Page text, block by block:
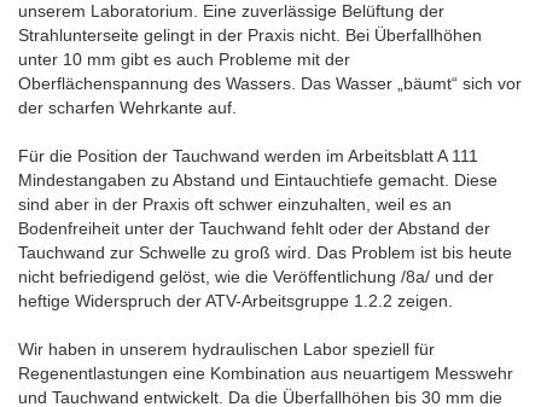
unserem Laboratorium. Eine zuverlässige Belüftung der
Strahlunterseite gelingt in der Praxis nicht. Bei Überfallhöhen
unter 10 mm gibt es auch Probleme mit der
Oberflächenspannung des Wassers. Das Wasser „bäumt“ sich vor
der scharfen Wehrkante auf.
Für die Position der Tauchwand werden im Arbeitsblatt A 111
Mindestangaben zu Abstand und Eintauchtiefe gemacht. Diese
sind aber in der Praxis oft schwer einzuhalten, weil es an
Bodenfreiheit unter der Tauchwand fehlt oder der Abstand der
Tauchwand zur Schwelle zu groß wird. Das Problem ist bis heute
nicht befriedigend gelöst, wie die Veröffentlichung /8a/ und der
heftige Widerspruch der ATV-Arbeitsgruppe 1.2.2 zeigen.
Wir haben in unserem hydraulischen Labor speziell für
Regenentlastungen eine Kombination aus neuartigem Messwehr
und Tauchwand entwickelt. Da die Überfallhöhen bis 30 mm die